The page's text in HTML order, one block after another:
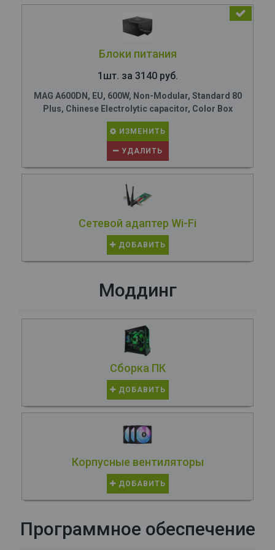
Блоки питания
1шт. за 3140 руб.
MAG A600DN, EU, 600W, Non-Modular, Standard 80
Plus, Chinese Electrolytic capacitor, Color Box
ИЗМЕНИТЬ
УДАЛИТЬ
Сетевой адаптер Wi-Fi
ДОБАВИТЬ
Моддинг
Сборка ПК
ДОБАВИТЬ
Корпусные вентиляторы
ДОБАВИТЬ
Программное обеспечение